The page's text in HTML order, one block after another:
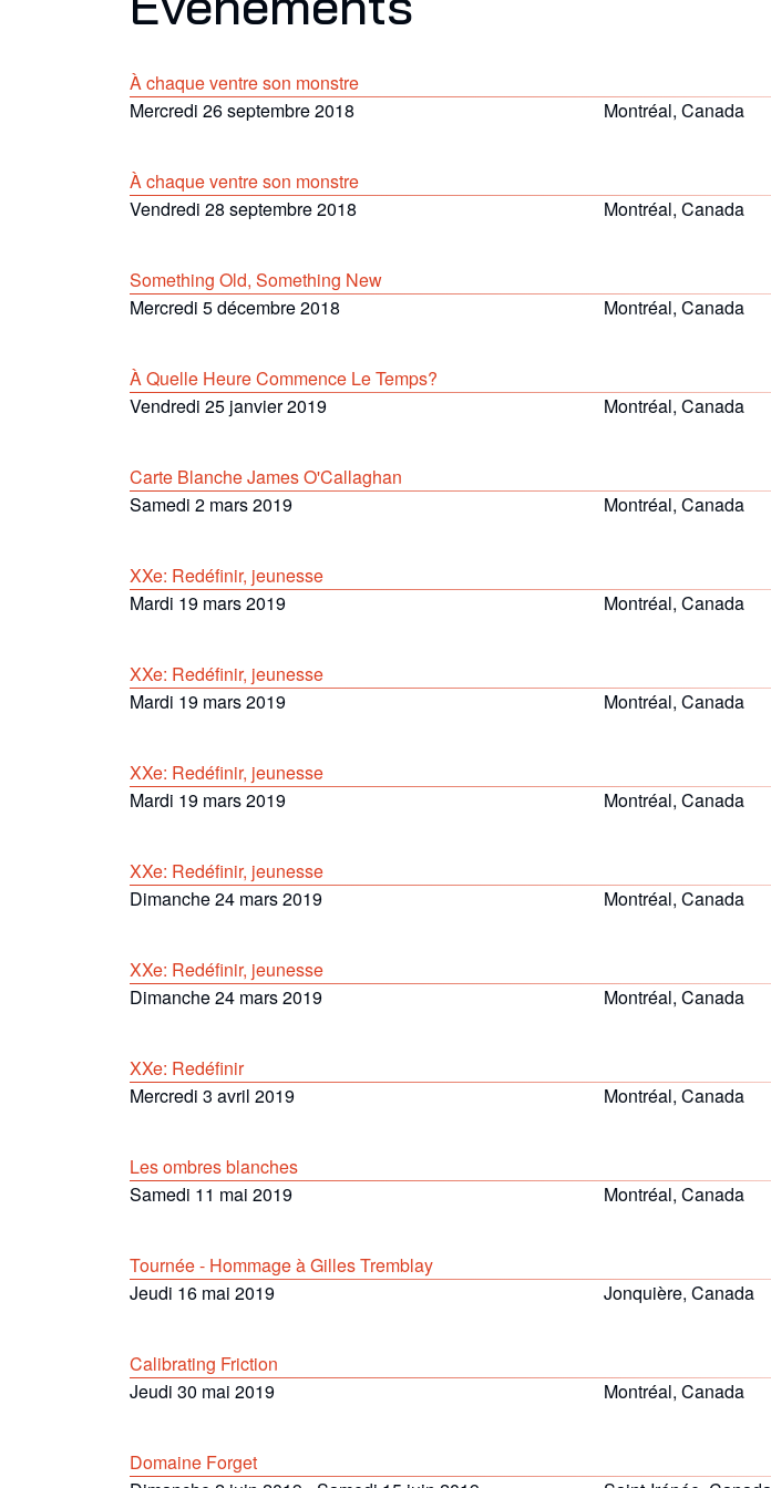
À chaque ventre son monstre
Mercredi 26 septembre 2018
Montréal, Canada
À chaque ventre son monstre
Vendredi 28 septembre 2018
Montréal, Canada
Something Old, Something New
Mercredi 5 décembre 2018
Montréal, Canada
À Quelle Heure Commence Le Temps?
Vendredi 25 janvier 2019
Montréal, Canada
Carte Blanche James O'Callaghan
Samedi 2 mars 2019
Montréal, Canada
XXe: Redéfinir, jeunesse
Mardi 19 mars 2019
Montréal, Canada
XXe: Redéfinir, jeunesse
Mardi 19 mars 2019
Montréal, Canada
XXe: Redéfinir, jeunesse
Mardi 19 mars 2019
Montréal, Canada
XXe: Redéfinir, jeunesse
Dimanche 24 mars 2019
Montréal, Canada
XXe: Redéfinir, jeunesse
Dimanche 24 mars 2019
Montréal, Canada
XXe: Redéfinir
Mercredi 3 avril 2019
Montréal, Canada
Les ombres blanches
Samedi 11 mai 2019
Montréal, Canada
Tournée - Hommage à Gilles Tremblay
Jeudi 16 mai 2019
Jonquière, Canada
Calibrating Friction
Jeudi 30 mai 2019
Montréal, Canada
Domaine Forget